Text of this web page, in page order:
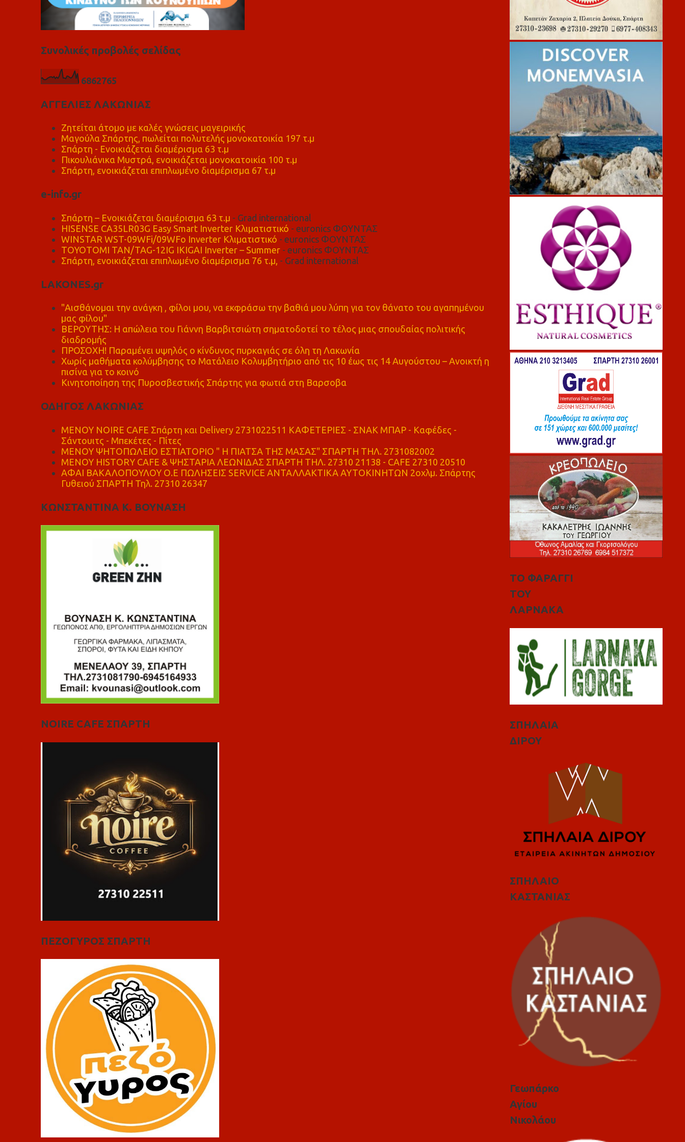
Συνολικές προβολές σελίδας
6862765
ΑΓΓΕΛΙΕΣ ΛΑΚΩΝΙΑΣ
Ζητείται άτομο με καλές γνώσεις μαγειρικής
Μαγούλα Σπάρτης, πωλείται πολυτελής μονοκατοικία 197 τ.μ
Σπάρτη - Ενοικιάζεται διαμέρισμα 63 τ.μ
Πικουλιάνικα Μυστρά, ενοικιάζεται μονοκατοικία 100 τ.μ
Σπάρτη, ενοικιάζεται επιπλωμένο διαμέρισμα 67 τ.μ
e-info.gr
Σπάρτη – Ενοικιάζεται διαμέρισμα 63 τ.μ - Grad international
HISENSE CA35LR03G Easy Smart Inverter Κλιματιστικό - euronics ΦΟΥΝΤΑΣ
WINSTAR WST-09WFi/09WFo Inverter Κλιματιστικό - euronics ΦΟΥΝΤΑΣ
TOYOTOMI TAN/TAG-12IG IKIGAI Inverter – Summer- euronics ΦΟΥΝΤΑΣ
Σπάρτη, ενοικιάζεται επιπλωμένο διαμέρισμα 76 τ.μ, - Grad international
LAKONES.gr
"Αισθάνομαι την ανάγκη , φίλοι μου, να εκφράσω την βαθιά μου λύπη για τον θάνατο του αγαπημένου
μας φίλου"
ΒΕΡΟΥΤΗΣ: Η απώλεια του Γιάννη Βαρβιτσιώτη σηματοδοτεί το τέλος μιας σπουδαίας πολιτικής
διαδρομής
ΠΡΟΣΟΧΗ! Παραμένει υψηλός ο κίνδυνος πυρκαγιάς σε όλη τη Λακωνία
Χωρίς μαθήματα κολύμβησης το Ματάλειο Κολυμβητήριο από τις 10 έως τις 14 Αυγούστου – Ανοικτή η
πισίνα για το κοινό
Κινητοποίηση της Πυροσβεστικής Σπάρτης για φωτιά στη Βαρσοβα
ΟΔΗΓΟΣ ΛΑΚΩΝΙΑΣ
MENOY NOIRE CAFE Σπάρτη και Delivery 2731022511 ΚΑΦΕΤΕΡΙΕΣ - ΣΝΑΚ ΜΠΑΡ - Καφέδες -
Σάντουιτς - Μπεκέτες - Πίτες
ΜΕΝΟΥ ΨΗΤΟΠΩΛΕΙΟ ΕΣΤΙΑΤΟΡΙΟ " Η ΠΙΑΤΣΑ ΤΗΣ ΜΑΣΑΣ" ΣΠΑΡΤΗ ΤΗΛ. 2731082002
ΜΕΝΟΥ HISTORY CAFE & ΨΗΣΤΑΡΙΑ ΛΕΩΝΙΔΑΣ ΣΠΑΡΤΗ ΤΗΛ. 27310 21138 - CAFE 27310 20510
ΑΦΑΙ ΒΑΚΑΛΟΠΟΥΛΟΥ Ο.Ε ΠΩΛΗΣΕΙΣ SERVICE ΑΝΤΑΛΛΑΚΤΙΚΑ ΑΥΤΟΚΙΝΗΤΩΝ 2οχλμ. Σπάρτης
Γυθειού ΣΠΑΡΤΗ Τηλ. 27310 26347
ΚΩΝΣΤΑΝΤΙΝΑ Κ. ΒΟΥΝΑΣΗ
NOIRE CAFE ΣΠΑΡΤΗ
ΠΕΖΟΓΥΡΟΣ ΣΠΑΡΤΗ
ΤΟ ΦΑΡΑΓΓΙ
ΤΟΥ
ΛΑΡΝΑΚΑ
ΣΠΗΛΑΙΑ
ΔΙΡΟΥ
ΣΠΗΛΑΙΟ
ΚΑΣΤΑΝΙΑΣ
Γεωπάρκο
Αγίου
Νικολάου